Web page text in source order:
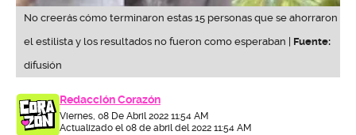
No creerás cómo terminaron estas 15 personas que se ahorraron
el estilista y los resultados no fueron como esperaban | Fuente:
difusión
Redacción Corazón
Viernes, 08 De Abril 2022 11:54 AM
Actualizado el 08 de abril del 2022 11:54 AM